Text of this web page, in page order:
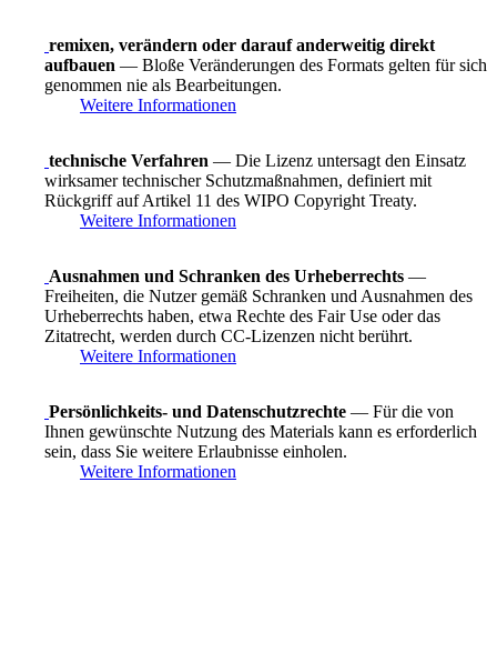
remixen, verändern oder darauf anderweitig direkt
aufbauen — Bloße Veränderungen des Formats gelten für sich
genommen nie als Bearbeitungen.
Weitere Informationen
technische Verfahren — Die Lizenz untersagt den Einsatz
wirksamer technischer Schutzmaßnahmen, definiert mit
Rückgriff auf Artikel 11 des WIPO Copyright Treaty.
Weitere Informationen
Ausnahmen und Schranken des Urheberrechts —
Freiheiten, die Nutzer gemäß Schranken und Ausnahmen des
Urheberrechts haben, etwa Rechte des Fair Use oder das
Zitatrecht, werden durch CC-Lizenzen nicht berührt.
Weitere Informationen
Persönlichkeits- und Datenschutzrechte — Für die von
Ihnen gewünschte Nutzung des Materials kann es erforderlich
sein, dass Sie weitere Erlaubnisse einholen.
Weitere Informationen